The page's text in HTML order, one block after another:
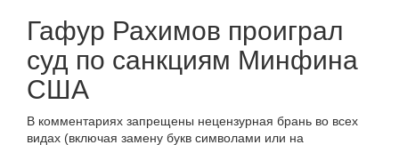
Гафур Рахимов проиграл
суд по санкциям Минфина
США
В комментариях запрещены нецензурная брань во всех
видах (включая замену букв символами или на